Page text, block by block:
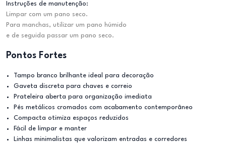
Instruções de manutenção:
Limpar com um pano seco.
Para manchas, utilizar um pano húmido
e de seguida passar um pano seco.
Pontos Fortes
Tampo branco brilhante ideal para decoração
Gaveta discreta para chaves e correio
Prateleira aberta para organização imediata
Pés metálicos cromados com acabamento contemporâneo
Compacta otimiza espaços reduzidos
Fácil de limpar e manter
Linhas minimalistas que valorizam entradas e corredores